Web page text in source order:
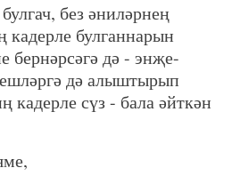
без әниләрнең
кадерле булганнарын
бернәрсәгә дә - энҗе-
дә алыштырып
сүз - бала әйткән